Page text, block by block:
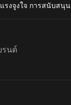
รงจูงใจ การสนับสนุน
รนด์